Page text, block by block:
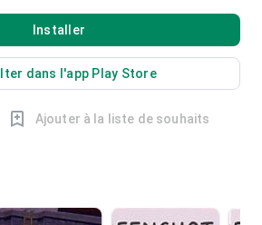
Installer
dans l'app Play Store
Ajouter à la liste de souhaits